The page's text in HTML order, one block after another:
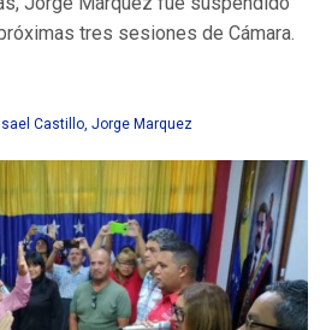
tres sesiones de Cámara.
Castillo, Jorge Marquez